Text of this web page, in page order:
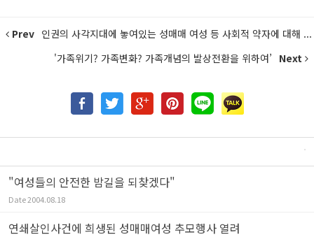
Prev 인권의 사각지대에 놓여있는 성매매 여성 등 사회적 약자에 대해 ...
'가족위기? 가족변화? 가족개념의 발상전환을 위하여’ Next
"여성들의 안전한 밤길을 되찾겠다"
Date2004.08.18
연쇄살인사건에 희생된 성매매여성 추모행사 열려